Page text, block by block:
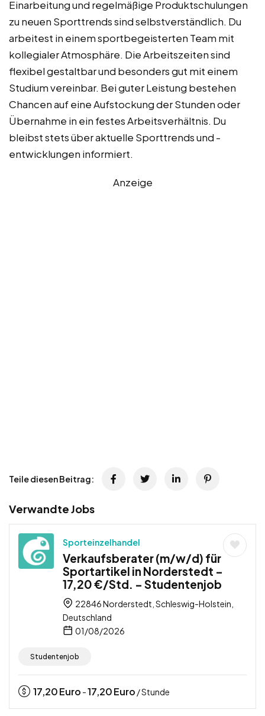
Einarbeitung und regelmäßige Produktschulungen
zu neuen Sporttrends sind selbstverständlich. Du
arbeitest in einem sportbegeisterten Team mit
kollegialer Atmosphäre. Die Arbeitszeiten sind
flexibel gestaltbar und besonders gut mit einem
Studium vereinbar. Bei guter Leistung bestehen
Chancen auf eine Aufstockung der Stunden oder
Übernahme in ein festes Arbeitsverhältnis. Du
bleibst stets über aktuelle Sporttrends und -
entwicklungen informiert.
Anzeige
Teile diesen Beitrag:
Verwandte Jobs
Sporteinzelhandel
Verkaufsberater (m/w/d) für
Sportartikel in Norderstedt –
17,20 €/Std. – Studentenjob
22846 Norderstedt, Schleswig-Holstein,
Deutschland
01/08/2026
Studentenjob
17,20Euro -17,20Euro / Stunde